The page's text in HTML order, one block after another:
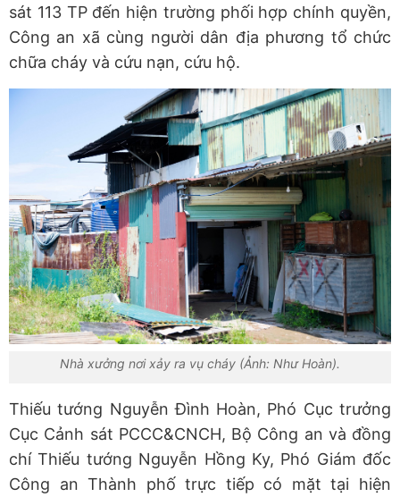
sát 113 TP đến hiện trường phối hợp chính quyền,
Công an xã cùng người dân địa phương tổ chức
chữa cháy và cứu nạn, cứu hộ.
Nhà xưởng nơi xảy ra vụ cháy (Ảnh: Như Hoàn).
Thiếu tướng Nguyễn Đình Hoàn, Phó Cục trưởng
Cục Cảnh sát PCCC&CNCH, Bộ Công an và đồng
chí Thiếu tướng Nguyễn Hồng Ky, Phó Giám đốc
Công an Thành phố trực tiếp có mặt tại hiện